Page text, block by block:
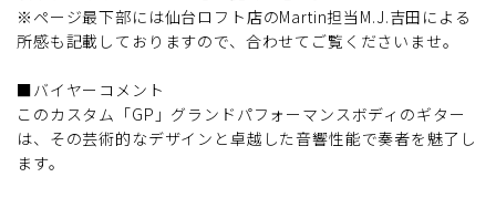
※ページ最下部には仙台ロフト店のMartin担当M.J.吉田による
所感も記載しておりますので、合わせてご覧くださいませ。
■バイヤーコメント
このカスタム「GP」グランドパフォーマンスボディのギター
は、その芸術的なデザインと卓越した音響性能で奏者を魅了し
ます。